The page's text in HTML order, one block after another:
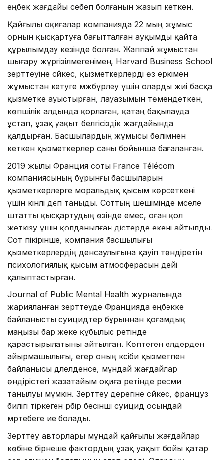
еңбек жағдайы себеп болғанын жазып кеткен.
Қайғылы оқиғалар компанияда 22 мың жұмыс
орнын қысқартуға бағытталған ауқымды қайта
құрылымдау кезінде болған. Жаппай жұмыстан
шығару жүргізілмегенімен, Harvard Business School
зерттеуіне сәйкес, қызметкерлерді өз еркімен
жұмыстан кетуге мәжбүрлеу үшін оларды жиі басқа
қызметке ауыстырған, лауазымын төмендеткен,
көпшілік алдында қорлаған, қатаң бақылауда
ұстап, ұзақ уақыт белгісіздік жағдайында
қалдырған. Басшылардың жұмысы бөлімнен
кеткен қызметкерлер саны бойынша бағаланған.
2019 жылы Франция соты France Télécom
компаниясының бұрынғы басшыларын
қызметкерлерге моральдық қысым көрсеткені
үшін кінәлі деп таныды. Соттың шешімінде мәселе
штатты қысқартудың өзінде емес, оған қол
жеткізу үшін қолданылған әдістерде екені айтылды.
Сот пікірінше, компания басшылығы
қызметкерлердің денсаулығына қауіп төндіретін
психологиялық қысым атмосферасын әдейі
қалыптастырған.
Journal of Public Mental Health журналында
жарияланған зерттеуде Францияда еңбекке
байланысты суицидтер бұрыннан қоғамдық
маңызы бар жеке құбылыс ретінде
қарастырылатыны айтылған. Көптеген елдерден
айырмашылығы, егер оның кәсіби қызметпен
байланысы дәлелденсе, мұндай жағдайлар
өндірістегі жазатайым оқиға ретінде ресми
танылуы мүмкін. Зерттеу дерегіне сәйкес, француз
билігі тіркеген әрбір бесінші суицид осындай
мәртебеге ие болады.
Зерттеу авторлары мұндай қайғылы жағдайлар
көбіне бірнеше фактордың ұзақ уақыт бойы қатар